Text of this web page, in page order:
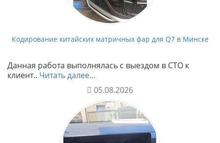
Кодирование китайских матричных фар для Q7 в Минске
Данная работа выполнялась с выездом в СТО к
клиент.. Читать далее...
05.08.2026